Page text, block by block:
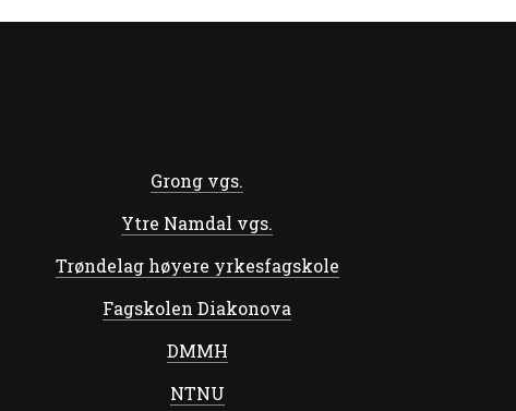
Grong vgs.
Ytre Namdal vgs.
Trøndelag høyere yrkesfagskole
Fagskolen Diakonova
DMMH
NTNU